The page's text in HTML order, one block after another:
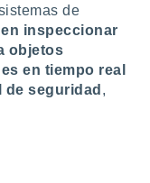
de
inspeccionar
objetos
en tiempo real
de seguridad ,